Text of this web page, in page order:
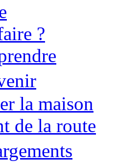
?
la maison
de la route